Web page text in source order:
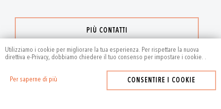
Utilizziamo i cookie per migliorare la tua esperienza. Per rispettare la nuova
direttiva e-Privacy, dobbiamo chiedere il tuo consenso per impostare i cookie.
Per saperne di più
.
CONSENTIRE I COOKIE
PIÙ CONTATTI